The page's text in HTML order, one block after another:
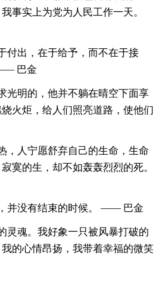
事实上为党为人民工作一天。
付出，在于给予，而不在于接
巴金
光明的，他并不躺在晴空下面享
火炬，给人们照亮道路，使他们
，人宁愿舒弃自己的生命，生命
寞的生，却不如轰轰烈烈的死。
并没有结束的时候。 —— 巴金
灵魂。我好象一只被风暴打破的
的心情昂扬，我带着幸福的微笑